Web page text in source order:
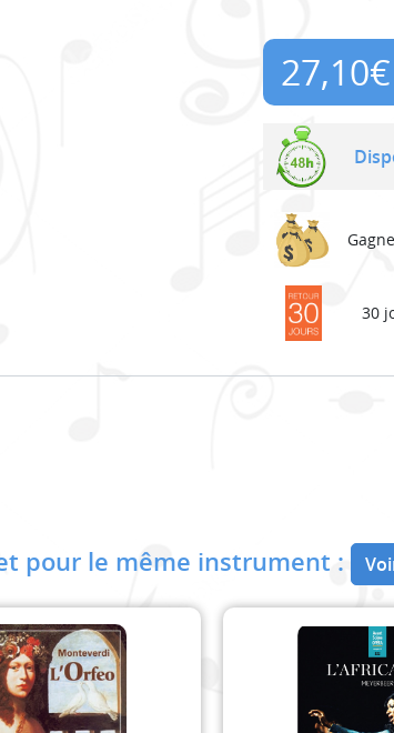
27,10€
30
pour le même instrument :